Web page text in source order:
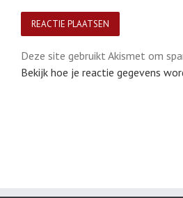
Deze site gebruikt Akismet om
Bekijk hoe je reactie gegevens